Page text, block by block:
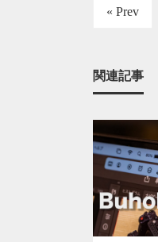
« Prev
関連記事